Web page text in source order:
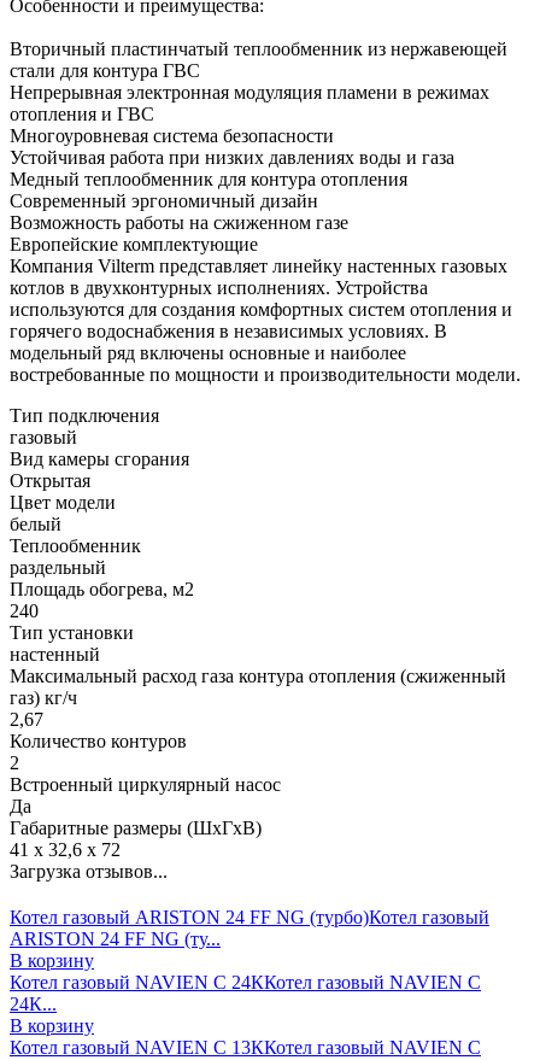
Особенности и преимущества:
Вторичный пластинчатый теплообменник из нержавеющей
стали для контура ГВС
Непрерывная электронная модуляция пламени в режимах
отопления и ГВС
Многоуровневая система безопасности
Устойчивая работа при низких давлениях воды и газа
Медный теплообменник для контура отопления
Современный эргономичный дизайн
Возможность работы на сжиженном газе
Европейские комплектующие
Компания Vilterm представляет линейку настенных газовых
котлов в двухконтурных исполнениях. Устройства
используются для создания комфортных систем отопления и
горячего водоснабжения в независимых условиях. В
модельный ряд включены основные и наиболее
востребованные по мощности и производительности модели.
Тип подключения
газовый
Вид камеры сгорания
Открытая
Цвет модели
белый
Теплообменник
раздельный
Площадь обогрева, м2
240
Тип установки
настенный
Максимальный расход газа контура отопления (сжиженный
газ) кг/ч
2,67
Количество контуров
2
Встроенный циркулярный насос
Да
Габаритные размеры (ШхГхВ)
41 х 32,6 х 72
Загрузка отзывов...
Котел газовый ARISTON 24 FF NG (турбо)Котел газовый
ARISTON 24 FF NG (ту...
В корзину
Котел газовый NAVIEN С 24ККотел газовый NAVIEN С
24К...
В корзину
Котел газовый NAVIEN С 13ККотел газовый NAVIEN С